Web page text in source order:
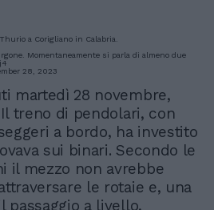
a Corigliano in Calabria.
Momentaneamente si parla di almeno due
28, 2023
martedì 28 novembre,
treno di pendolari, con
a bordo, ha investito
sui binari. Secondo le
il mezzo non avrebbe
le rotaie e, una
passaggio a livello,